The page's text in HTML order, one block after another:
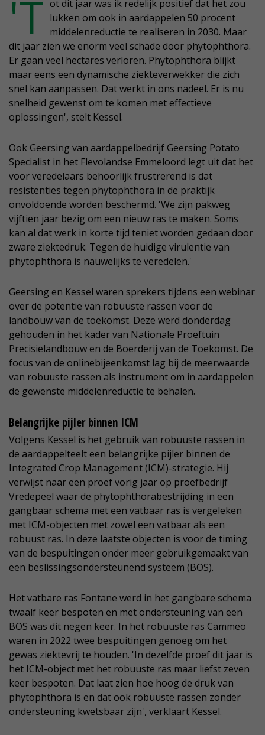
'T ot dit jaar was ik redelijk positief dat het zou
lukken om ook in aardappelen 50 procent
middelenreductie te realiseren in 2030. Maar
dit jaar zien we enorm veel schade door phytophthora.
Er gaan veel hectares verloren. Phytophthora blijkt
maar eens een dynamische ziekteverwekker die zich
snel kan aanpassen. Dat werkt in ons nadeel. Er is nu
snelheid gewenst om te komen met effectieve
oplossingen', stelt Kessel.
Ook Geersing van aardappelbedrijf Geersing Potato
Specialist in het Flevolandse Emmeloord legt uit dat het
voor veredelaars behoorlijk frustrerend is dat
resistenties tegen phytophthora in de praktijk
onvoldoende worden beschermd. 'We zijn pakweg
vijftien jaar bezig om een nieuw ras te maken. Soms
kan al dat werk in korte tijd teniet worden gedaan door
zware ziektedruk. Tegen de huidige virulentie van
phytophthora is nauwelijks te veredelen.'
Geersing en Kessel waren sprekers tijdens een webinar
over de potentie van robuuste rassen voor de
landbouw van de toekomst. Deze werd donderdag
gehouden in het kader van Nationale Proeftuin
Precisielandbouw en de Boerderij van de Toekomst. De
focus van de onlinebijeenkomst lag bij de meerwaarde
van robuuste rassen als instrument om in aardappelen
de gewenste middelenreductie te behalen.
Belangrijke pijler binnen ICM
Volgens Kessel is het gebruik van robuuste rassen in
de aardappelteelt een belangrijke pijler binnen de
Integrated Crop Management (ICM)-strategie. Hij
verwijst naar een proef vorig jaar op proefbedrijf
Vredepeel waar de phytophthorabestrijding in een
gangbaar schema met een vatbaar ras is vergeleken
met ICM-objecten met zowel een vatbaar als een
robuust ras. In deze laatste objecten is voor de timing
van de bespuitingen onder meer gebruikgemaakt van
een beslissingsondersteunend systeem (BOS).
Het vatbare ras Fontane werd in het gangbare schema
twaalf keer bespoten en met ondersteuning van een
BOS was dit negen keer. In het robuuste ras Cammeo
waren in 2022 twee bespuitingen genoeg om het
gewas ziektevrij te houden. 'In dezelfde proef dit jaar is
het ICM-object met het robuuste ras maar liefst zeven
keer bespoten. Dat laat zien hoe hoog de druk van
phytophthora is en dat ook robuuste rassen zonder
ondersteuning kwetsbaar zijn', verklaart Kessel.